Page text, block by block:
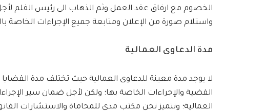
الخصوم مع ارفاق عقد العمل وثم الذهاب الى رئيس القلم
واستلام صورة من الإعلان ومتابعة جميع الإجراءات الخاصة
مدة الدعاوى العمالية
لا يوجد مدة معينة للدعاوى العمالية حيث تختلف مدة
القضية والإجراءات الخاصة بها؛ ولكن لأجل ضمان سير
العمالية؛ ونتميز نحن مكتب مدى للمحاماة والاستشارات